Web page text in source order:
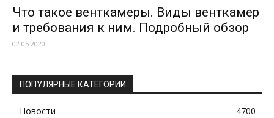
Что такое венткамеры. Виды венткамер
и требования к ним. Подробный обзор
02.05.2020
ПОПУЛЯРНЫЕ КАТЕГОРИИ
Новости
4700